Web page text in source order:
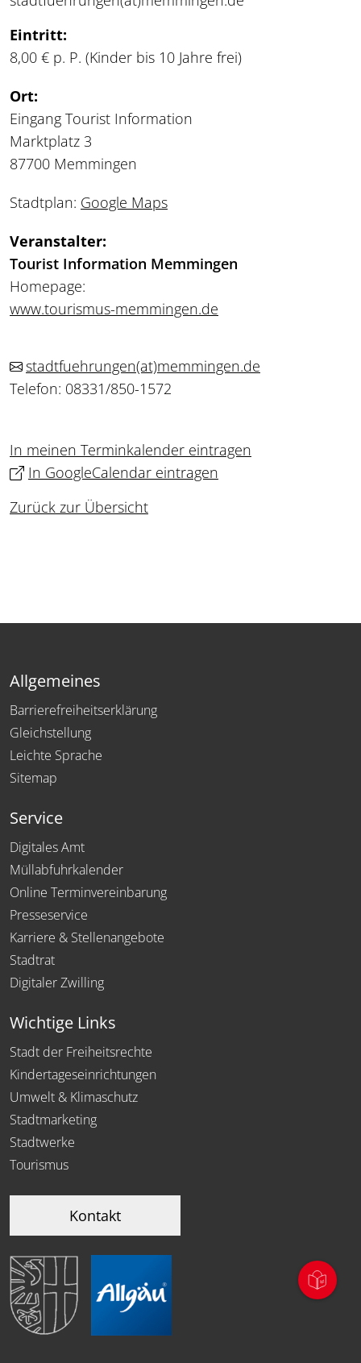
Eintritt:
8,00 € p. P. (Kinder bis 10 Jahre frei)
Ort:
Eingang Tourist Information
Marktplatz 3
87700 Memmingen
Stadtplan: Google Maps
Veranstalter:
Tourist Information Memmingen
Homepage:
www.tourismus-memmingen.de
stadtfuehrungen(at)memmingen.de
Telefon: 08331/850-1572
In meinen Terminkalender eintragen
In GoogleCalendar eintragen
Zurück zur Übersicht
Allgemeines
Barrierefreiheitserklärung
Gleichstellung
Leichte Sprache
Sitemap
Service
Digitales Amt
Müllabfuhrkalender
Online Terminvereinbarung
Presseservice
Karriere & Stellenangebote
Stadtrat
Digitaler Zwilling
Wichtige Links
Stadt der Freiheitsrechte
Kindertageseinrichtungen
Umwelt & Klimaschutz
Stadtmarketing
Stadtwerke
Tourismus
Kontakt